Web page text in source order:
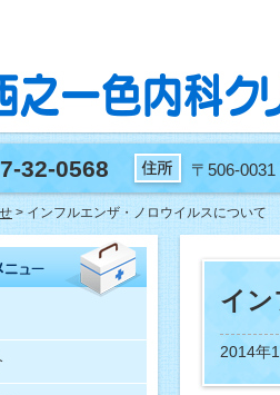
32-0568 〒506-
> インフルエンザ・ノロウイルスについて
イ
2014年